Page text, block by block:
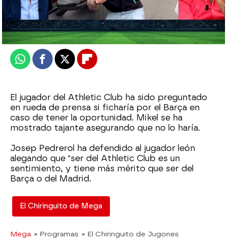
El Chiringuito
Publicado:22 de agosto de 2025, 02:30
WhatsappFacebook
X Flipboard
El jugador del Athletic Club ha sido preguntado
en rueda de prensa si ficharía por el Barça en
caso de tener la oportunidad. Mikel se ha
mostrado tajante asegurando que no lo haría.
Josep Pedrerol ha defendido al jugador león
alegando que "ser del Athletic Club es un
sentimiento, y tiene más mérito que ser del
Barça o del Madrid.
El Chiringuito de Mega
Mega » Programas » El Chiringuito de Jugones